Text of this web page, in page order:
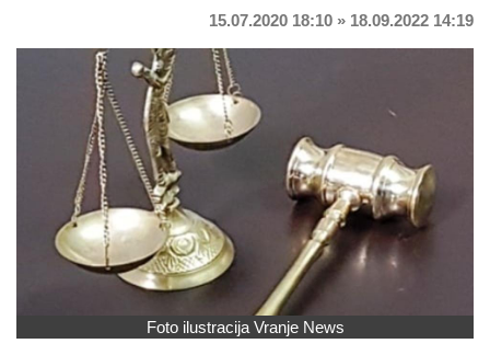
15.07.2020 18:10 » 18.09.2022 14:19
Foto ilustracija Vranje News